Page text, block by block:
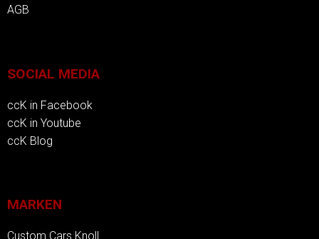
AGB
SOCIAL MEDIA
ccK in Facebook
ccK in Youtube
ccK Blog
MARKEN
Custom Cars Knoll